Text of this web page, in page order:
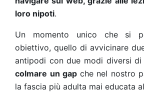
loro nipoti.
Un momento unico che si
obiettivo, quello di avvicinare
antipodi con due modi diversi di
colmare un gap che nel nostro
la fascia più adulta mai educata